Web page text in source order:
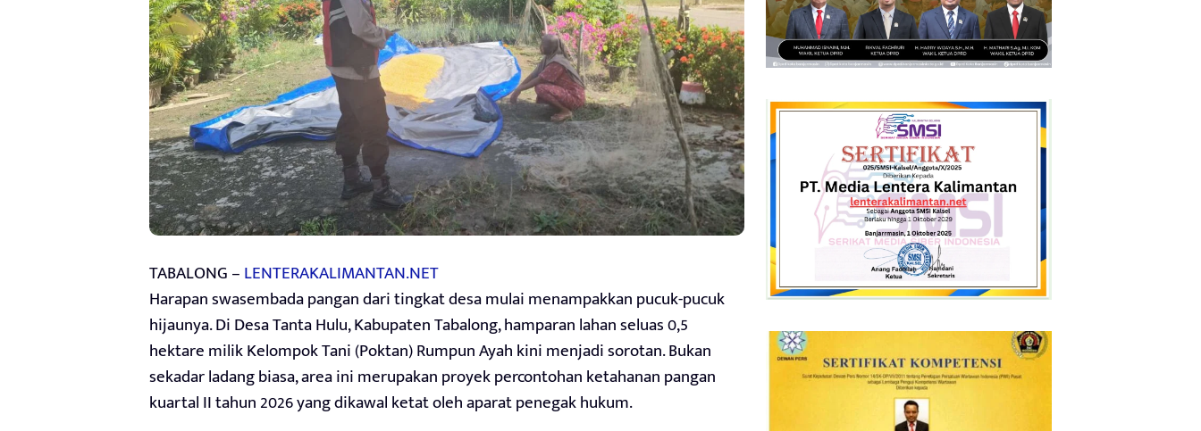
TABALONG –LENTERAKALIMANTAN.NET
Harapan swasembada pangan dari tingkat desa mulai menampakkan pucuk-pucuk
hijaunya. Di Desa Tanta Hulu, Kabupaten Tabalong, hamparan lahan seluas 0,5
hektare milik Kelompok Tani (Poktan) Rumpun Ayah kini menjadi sorotan. Bukan
sekadar ladang biasa, area ini merupakan proyek percontohan ketahanan pangan
kuartal II tahun 2026 yang dikawal ketat oleh aparat penegak hukum.